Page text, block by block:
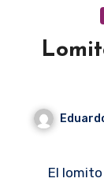
El lomito árabe ya tiene algo así como 30